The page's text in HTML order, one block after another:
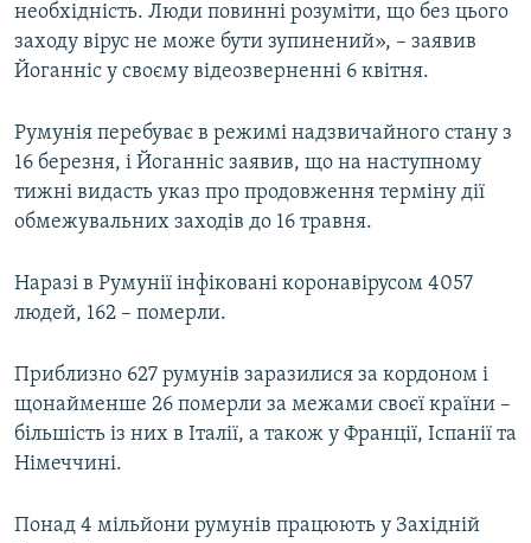
необхідність. Люди повинні розуміти, що без цього
заходу вірус не може бути зупинений», – заявив
Йоганніс у своєму відеозверненні 6 квітня.
Румунія перебуває в режимі надзвичайного стану з
16 березня, і Йоганніс заявив, що на наступному
тижні видасть указ про продовження терміну дії
обмежувальних заходів до 16 травня.
Наразі в Румунії інфіковані коронавірусом 4057
людей, 162 – померли.
Приблизно 627 румунів заразилися за кордоном і
щонайменше 26 померли за межами своєї країни –
більшість із них в Італії, а також у Франції, Іспанії та
Німеччині.
Понад 4 мільйони румунів працюють у Західній